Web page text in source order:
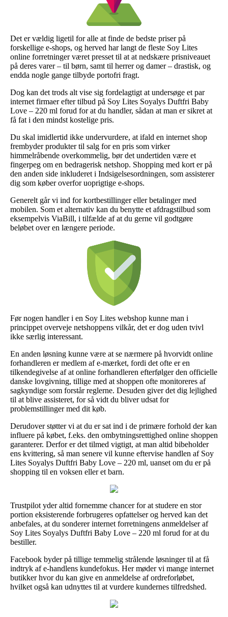
Det er vældig ligetil for alle at finde de bedste priser på
forskellige e-shops, og herved har langt de fleste Soy Lites
online forretninger været presset til at at nedskære prisniveauet
på deres varer – til børn, samt til herrer og damer – drastisk, og
endda nogle gange tilbyde portofri fragt.
Dog kan det trods alt vise sig fordelagtigt at undersøge et par
internet firmaer efter tilbud på Soy Lites Soyalys Duftfri Baby
Love – 220 ml forud for at du handler, sådan at man er sikret at
få fat i den mindst kostelige pris.
Du skal imidlertid ikke undervurdere, at ifald en internet shop
frembyder produkter til salg for en pris som virker
himmelråbende overkommelig, bør det undertiden være et
fingerpeg om en bedragerisk netshop. Shopping med kort er på
den anden side inkluderet i Indsigelsesordningen, som assisterer
dig som køber overfor uoprigtige e-shops.
Generelt går vi ind for kortbestillinger eller betalinger med
mobilen. Som et alternativ kan du benytte et afdragstilbud som
eksempelvis ViaBill, i tilfælde af at du gerne vil godtgøre
beløbet over en længere periode.
Før nogen handler i en Soy Lites webshop kunne man i
princippet overveje netshoppens vilkår, det er dog uden tvivl
ikke særlig interessant.
En anden løsning kunne være at se nærmere på hvorvidt online
forhandleren er medlem af e-mærket, fordi det ofte er en
tilkendegivelse af at online forhandleren efterfølger den officielle
danske lovgivning, tillige med at shoppen ofte monitoreres af
sagkyndige som forstår reglerne. Desuden giver det dig lejlighed
til at blive assisteret, for så vidt du bliver udsat for
problemstillinger med dit køb.
Derudover støtter vi at du er sat ind i de primære forhold der kan
influere på købet, f.eks. den ombytningsrettighed online shoppen
garanterer. Derfor er det tilmed vigtigt, at man altid bibeholder
ens kvittering, så man senere vil kunne eftervise handlen af Soy
Lites Soyalys Duftfri Baby Love – 220 ml, uanset om du er på
shopping til en voksen eller et barn.
Trustpilot yder altid fornemme chancer for at studere en stor
portion eksisterende forbrugeres opfattelser og herved kan det
anbefales, at du sonderer internet forretningens anmeldelser af
Soy Lites Soyalys Duftfri Baby Love – 220 ml forud for at du
bestiller.
Facebook byder på tillige temmelig strålende løsninger til at få
indtryk af e-handlens kundefokus. Her møder vi mange internet
butikker hvor du kan give en anmeldelse af ordreforløbet,
hvilket også kan udnyttes til at vurdere kundernes tilfredshed.